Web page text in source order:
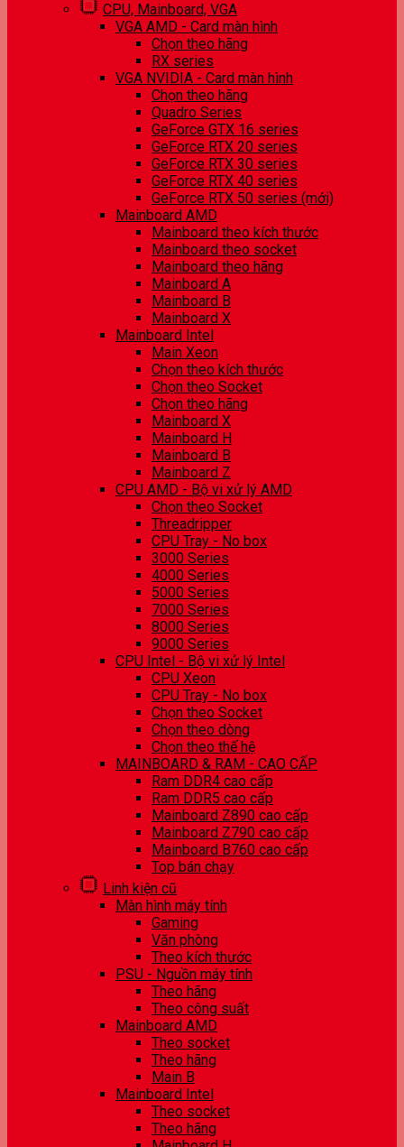
CPU, Mainboard, VGA
VGA AMD - Card màn hình
Chọn theo hãng
RX series
VGA NVIDIA - Card màn hình
Chọn theo hãng
Quadro Series
GeForce GTX 16 series
GeForce RTX 20 series
GeForce RTX 30 series
GeForce RTX 40 series
GeForce RTX 50 series (mới)
Mainboard AMD
Mainboard theo kích thước
Mainboard theo socket
Mainboard theo hãng
Mainboard A
Mainboard B
Mainboard X
Mainboard Intel
Main Xeon
Chọn theo kích thước
Chọn theo Socket
Chọn theo hãng
Mainboard X
Mainboard H
Mainboard B
Mainboard Z
CPU AMD - Bộ vi xử lý AMD
Chọn theo Socket
Threadripper
CPU Tray - No box
3000 Series
4000 Series
5000 Series
7000 Series
8000 Series
9000 Series
CPU Intel - Bộ vi xử lý Intel
CPU Xeon
CPU Tray - No box
Chọn theo Socket
Chọn theo dòng
Chọn theo thế hệ
MAINBOARD & RAM - CAO CẤP
Ram DDR4 cao cấp
Ram DDR5 cao cấp
Mainboard Z890 cao cấp
Mainboard Z790 cao cấp
Mainboard B760 cao cấp
Top bán chạy
Linh kiện cũ
Màn hình máy tính
Gaming
Văn phòng
Theo kích thước
PSU - Nguồn máy tính
Theo hãng
Theo công suất
Mainboard AMD
Theo socket
Theo hãng
Main B
Mainboard Intel
Theo socket
Theo hãng